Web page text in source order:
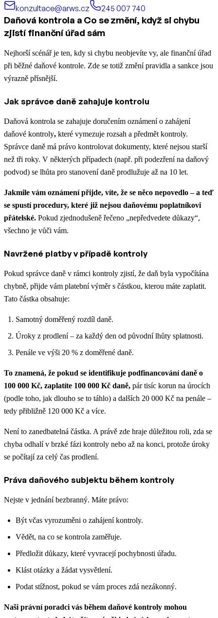
konzultace@arws.cz
245 007 740
Daňová kontrola a Co se změní, když si chybu
zjistí finanční úřad sám
Nejhorší scénář je ten, kdy si chybu neobjevíte vy, ale finanční úřad
při běžné daňové kontrole. Zde se totiž změní pravidla a sankce jsou
výrazně přísnější.
Jak správce daně zahajuje kontrolu
Daňová kontrola se zahajuje doručením oznámení o zahájení
daňové kontroly, které vymezuje rozsah a předmět kontroly.
Správce daně má právo kontrolovat dokumenty, které nejsou starší
než tři roky. V některých případech (např. při podezření na daňový
podvod) se lhůta pro stanovení daně prodlužuje až na 10 let.
Jakmile vám oznámení přijde, víte, že se něco nepovedlo – a teď
se spustí procedury, které již nejsou daňovému poplatníkovi
přátelské. Pokud zjednodušeně řečeno „nepředvedete důkazy“,
všechno je vůči vám.
Navržené platby v případě kontroly
Pokud správce daně v rámci kontroly zjistí, že daň byla vypočítána
chybně, přijde vám platební výměr s částkou, kterou máte zaplatit.
Tato částka obsahuje:
Samotný doměřený rozdíl daně.
Úroky z prodlení – za každý den od původní lhůty splatnosti.
Penále ve výši 20 % z doměřené daně.
To znamená, že pokud se identifikuje podfinancování daně o
100 000 Kč, zaplatíte 100 000 Kč daně, pár tisíc korun na úrocích
(podle toho, jak dlouho se to táhlo) a dalších 20 000 Kč na penále –
tedy přibližně 120 000 Kč a více.
Není to zanedbatelná částka. A právě zde hraje důležitou roli, zda se
chyba odhalí v brzké fázi kontroly nebo až na konci, protože úroky
se počítají za celý čas prodlení.
Práva daňového subjektu během kontroly
Nejste v jednání bezbranný. Máte právo:
Být včas vyrozuměni o zahájení kontroly.
Vědět, na co se kontrola zaměřuje.
Předložit důkazy, které vyvracejí pochybnosti úřadu.
Klást otázky a žádat vysvětlení.
Podat stížnost, pokud se vám proces zdá nezákonný.
Naši právní poradci vás během daňové kontroly mohou